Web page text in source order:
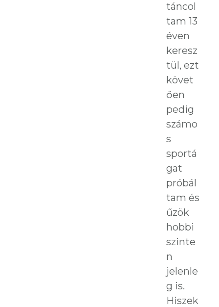
táncol
tam 13
éven
keresz
tül, ezt
követ
ően
pedig
számo
s
sportá
gat
próbál
tam és
űzök
hobbi
szinte
n
jelenle
g is.
Hiszek